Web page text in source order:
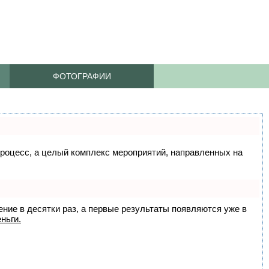
ФОТОГРАФИИ
а целый комплекс мероприятий, направленных на
в десятки раз, а первые результаты появляются уже в